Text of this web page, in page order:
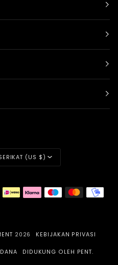
(US $)
2026
KEBIJAKAN PRIVASI
DIDUKUNG OLEH PENT.